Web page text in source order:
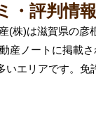
・評判情報
(株)は滋賀県の彦
産ノートに掲載
いエリアです。免